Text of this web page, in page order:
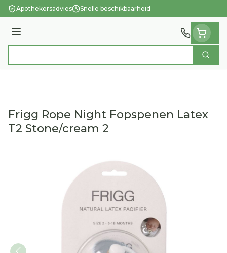
Ga naar de inhoud
Apothekersadvies Snelle beschikbaarheid
Menu
Zoek
Frigg Rope Night Fopspenen Latex
T2 Stone/cream 2